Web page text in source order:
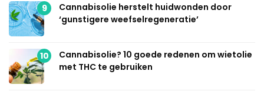
9
Cannabisolie herstelt huidwonden door
‘gunstigere weefselregeneratie’
10
Cannabisolie? 10 goede redenen om wietolie
met THC te gebruiken